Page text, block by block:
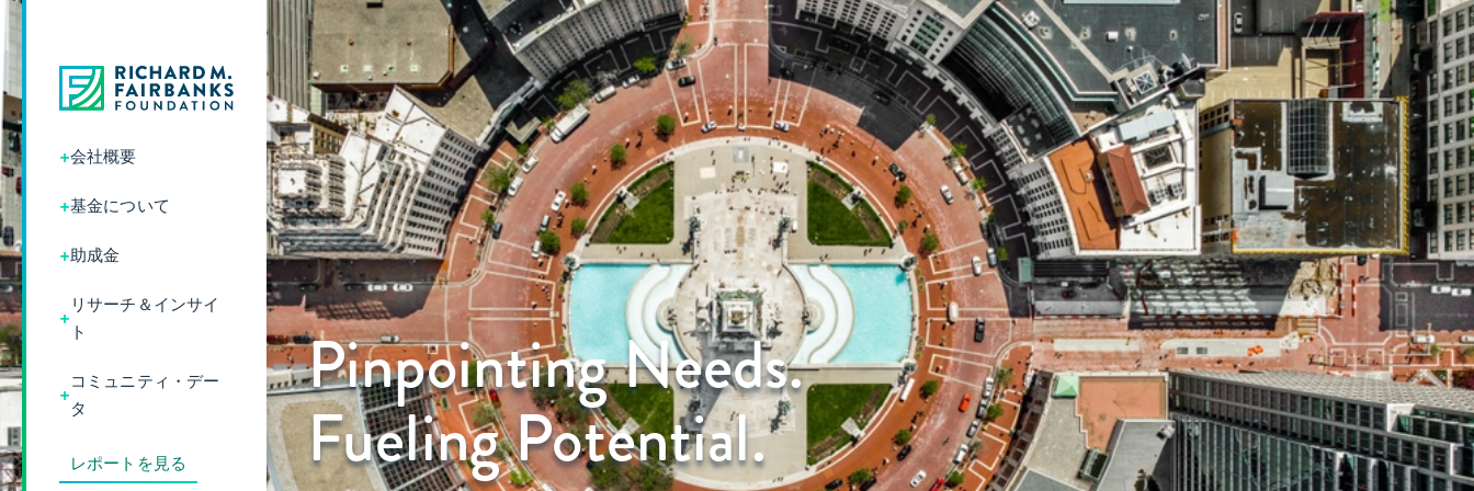
+会社概要
+基金について
+助成金
+リサーチ＆インサイ
ト
+コミュニティ・デー
タ
レポートを見る
Pinpointing Needs.
Fueling Potential.